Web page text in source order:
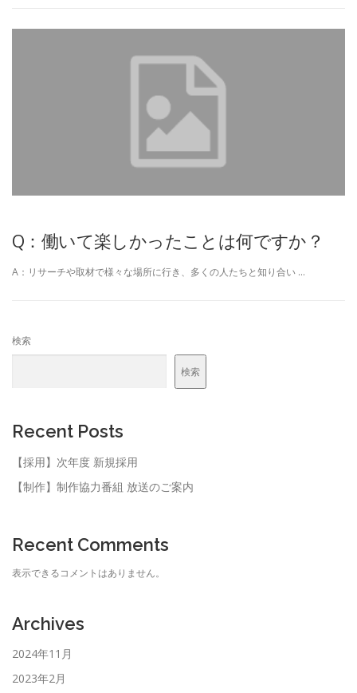
Q：働いて楽しかったことは何ですか？
A：リサーチや取材で様々な場所に行き、多くの人たちと知り合い …
検索
検索
Recent Posts
【採用】次年度 新規採用
【制作】制作協力番組 放送のご案内
Recent Comments
表示できるコメントはありません。
Archives
2024年11月
2023年2月